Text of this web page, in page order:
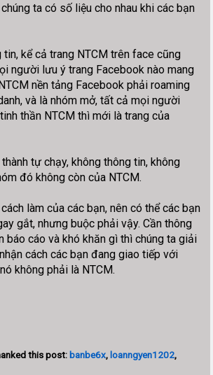
chúng ta có số liệu cho nhau khi các bạn
tin, kể cả trang NTCM trên face cũng
người lưu ý trang Facebook nào mang
nền tảng Facebook phải roaming
và là nhóm mở, tất cả mọi người
thần NTCM thì mới là trang của
tự chạy, không thông tin, không
đó không còn của NTCM.
làm của các bạn, nên có thể các bạn
gắt, nhưng buộc phải vậy. Cần thông
báo cáo và khó khăn gì thì chúng ta giải
cách các bạn đang giao tiếp với
không phải là NTCM.
this post: banbe6x, loanngyen1202,